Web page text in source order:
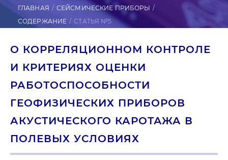
ГЛАВНАЯ
СЕЙСМИЧЕСКИЕ ПРИБОРЫ
СОДЕРЖАНИЕ
СТАТЬЯ №5
О КОРРЕЛЯЦИОННОМ КОНТРОЛЕ
И КРИТЕРИЯХ ОЦЕНКИ
РАБОТОСПОСОБНОСТИ
ГЕОФИЗИЧЕСКИХ ПРИБОРОВ
АКУСТИЧЕСКОГО КАРОТАЖА В
ПОЛЕВЫХ УСЛОВИЯХ